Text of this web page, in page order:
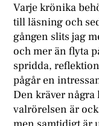
Varje krönika
till läsning och
gången slits jag
och mer än flyta
spridda,
pågår en
Den kräver
valrörelsen är